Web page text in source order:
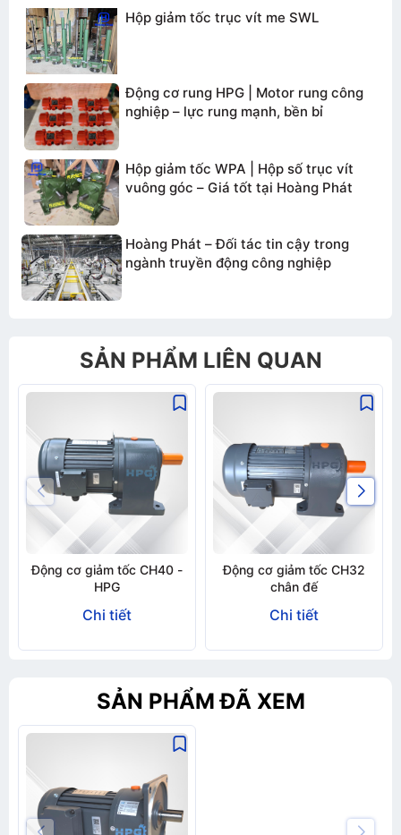
Gửi thông tin
Hộp giảm tốc trục vít me SWL
Động cơ rung HPG | Motor rung công
nghiệp – lực rung mạnh, bền bỉ
Hộp giảm tốc WPA | Hộp số trục vít
vuông góc – Giá tốt tại Hoàng Phát
Hoàng Phát – Đối tác tin cậy trong
ngành truyền động công nghiệp
SẢN PHẨM LIÊN QUAN
Động cơ giảm tốc CH40 -
HPG
Chi tiết
Động cơ giảm tốc CH32
chân đế
Chi tiết
SẢN PHẨM ĐÃ XEM